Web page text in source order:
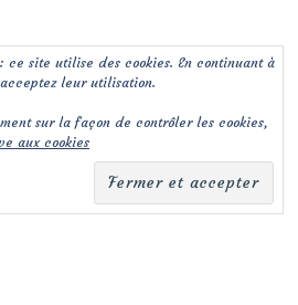
site utilise des cookies. En continuant à
leur utilisation.
sur la façon de contrôler les cookies,
aux cookies